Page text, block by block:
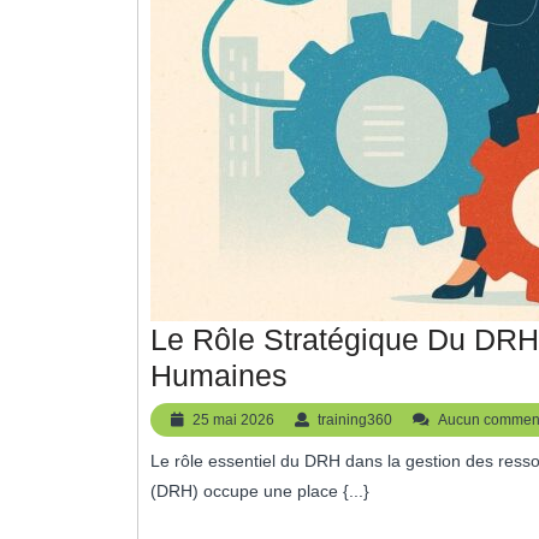
Le Rôle Stratégique Du
Humaines
Rôle
Stratégique
Du
25 mai 2026
25
mai
2026
training360 training360
Aucun
Le rôle essentiel du DRH dans la gestion des ressources humaines Le Directeur des Ressources Humaines
(DRH) occupe une place {...}